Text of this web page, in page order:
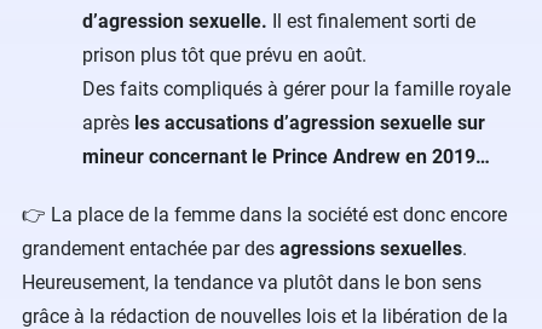
d’agression sexuelle. Il est finalement sorti de
prison plus tôt que prévu en août.
Des faits compliqués à gérer pour la famille royale
après les accusations d’agression sexuelle sur
mineur concernant le Prince Andrew en 2019…
👉 La place de la femme dans la société est donc encore
grandement entachée par des agressions sexuelles.
Heureusement, la tendance va plutôt dans le bon sens
grâce à la rédaction de nouvelles lois et la libération de la